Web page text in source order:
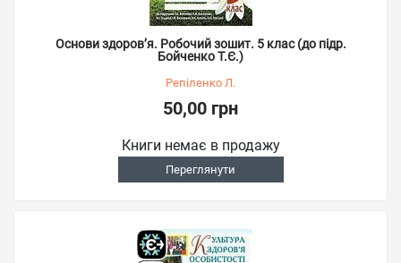
Основи здоров’я. Робочий зошит. 5 клас (до підр.
Бойченко Т.Є.)
Репіленко Л.
50,00 грн
Книги немає в продажу
Переглянути